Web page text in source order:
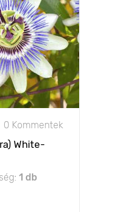
0 Kommentek
White-
1 db